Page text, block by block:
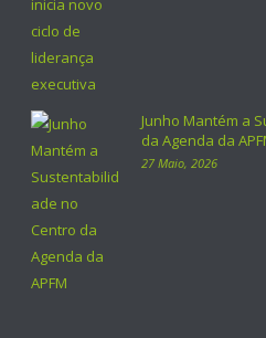
Junho Mantém a
da Agenda da
27 Maio, 2026